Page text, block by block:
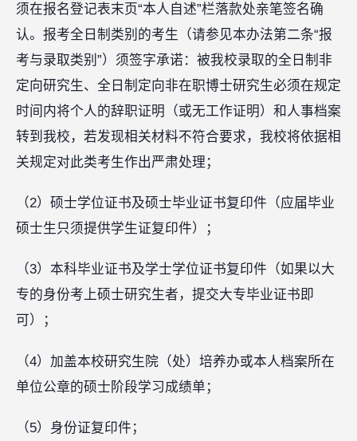
须在报名登记表末页“本人自述”栏落款处亲笔签名确
认。报考全日制类别的考生（请参见本办法第二条“报
考与录取类别”）须签字承诺：被我校录取的全日制非
定向研究生、全日制定向非在职博士研究生必须在规定
时间内将个人的辞职证明（或无工作证明）和人事档案
转到我校，若发现相关材料不符合要求，我校将依据相
关规定对此类考生作出严肃处理；
（2）硕士学位证书及硕士毕业证书复印件（应届毕业
硕士生只须提供学生证复印件）；
（3）本科毕业证书及学士学位证书复印件（如果以大
专的身份考上硕士研究生者，提交大专毕业证书即
可）；
（4）加盖本校研究生院（处）培养办或本人档案所在
单位公章的硕士阶段学习成绩单；
（5）身份证复印件；